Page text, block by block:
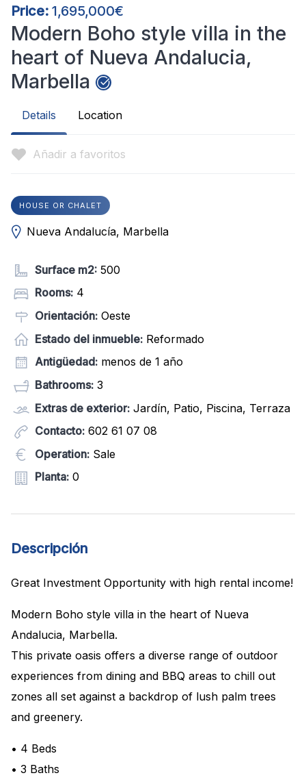
Price: 1,695,000€
Modern Boho style villa in the
heart of Nueva Andalucia,
Marbella
Details Location
Añadir a favoritos
HOUSE OR CHALET
Nueva Andalucía, Marbella
Surface m2: 500
Rooms: 4
Orientación: Oeste
Estado del inmueble: Reformado
Antigüedad: menos de 1 año
Bathrooms: 3
Extras de exterior: Jardín, Patio, Piscina, Terraza
Contacto: 602 61 07 08
Operation: Sale
Planta: 0
Descripción
Great Investment Opportunity with high rental income!
Modern Boho style villa in the heart of Nueva
Andalucia, Marbella.
This private oasis offers a diverse range of outdoor
experiences from dining and BBQ areas to chill out
zones all set against a backdrop of lush palm trees
and greenery.
• 4 Beds
• 3 Baths